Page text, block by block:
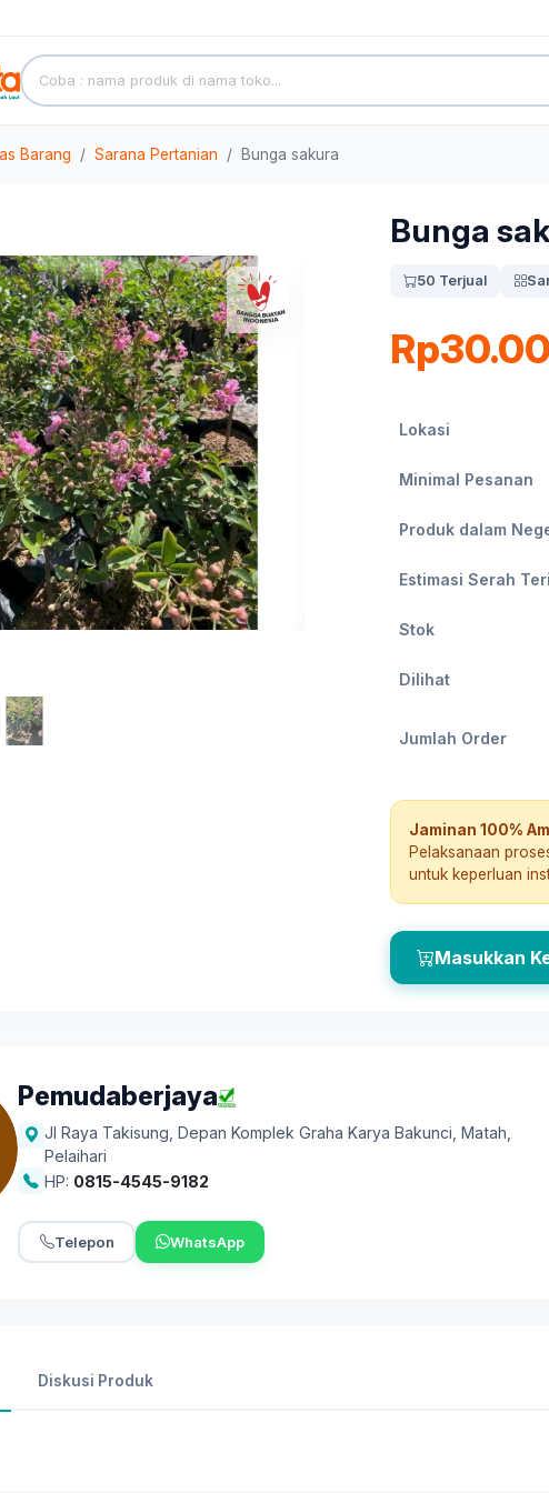
Barang Sarana Pertanian Bunga sakura
Bunga
50 Terjual
Lokasi
Minimal Pesanan
Produk dalam
Estimasi Serah
Stok
Dilihat
Jumlah Order
Jaminan 100%
Pelaksanaan
untuk keperluan
Masukkan
Pemudaberjaya
Jl Raya Takisung, Depan Komplek Graha Karya Bakunci, Matah
Pelaihari
HP: 0815-4545-9182
Telepon WhatsApp
Diskusi Produk